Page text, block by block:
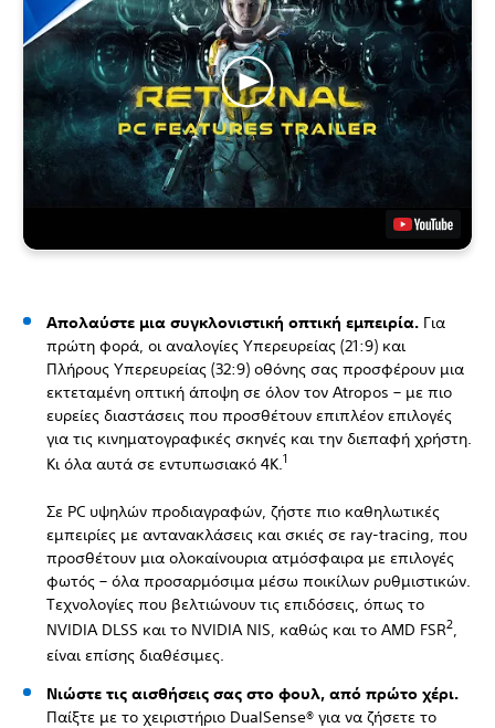
Απολαύστε μια συγκλονιστική οπτική εμπειρία. Για
πρώτη φορά, οι αναλογίες Υπερευρείας (21:9) και
Πλήρους Υπερευρείας (32:9) οθόνης σας προσφέρουν μια
εκτεταμένη οπτική άποψη σε όλον τον Atropos – με πιο
ευρείες διαστάσεις που προσθέτουν επιπλέον επιλογές
για τις κινηματογραφικές σκηνές και την διεπαφή χρήστη.
Κι όλα αυτά σε εντυπωσιακό 4K.1
Σε PC υψηλών προδιαγραφών, ζήστε πιο καθηλωτικές
εμπειρίες με αντανακλάσεις και σκιές σε ray-tracing, που
προσθέτουν μια ολοκαίνουρια ατμόσφαιρα με επιλογές
φωτός – όλα προσαρμόσιμα μέσω ποικίλων ρυθμιστικών.
Τεχνολογίες που βελτιώνουν τις επιδόσεις, όπως το
NVIDIA DLSS και το NVIDIA NIS, καθώς και το AMD FSR2,
είναι επίσης διαθέσιμες.
Νιώστε τις αισθήσεις σας στο φουλ, από πρώτο χέρι.
Παίξτε με το χειριστήριο DualSense® για να ζήσετε το